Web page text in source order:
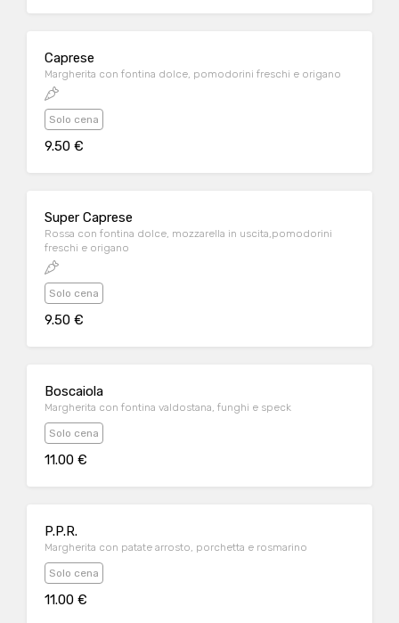
Caprese
Margherita con fontina dolce, pomodorini freschi e origano
Solo cena
9.50 €
Super Caprese
Rossa con fontina dolce, mozzarella in uscita,pomodorini
freschi e origano
Solo cena
9.50 €
Boscaiola
Margherita con fontina valdostana, funghi e speck
Solo cena
11.00 €
P.P.R.
Margherita con patate arrosto, porchetta e rosmarino
Solo cena
11.00 €